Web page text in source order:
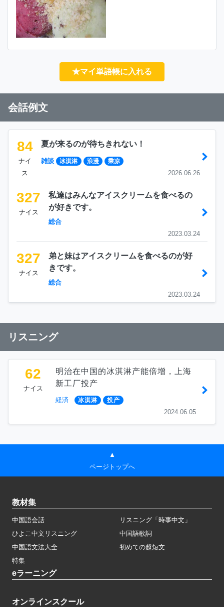
★マイ単語帳に入れる
会話例文
84
ナイ
ス
夏が来るのが待ちきれない！
雑談 冰淇淋 浪漫 乘凉
2026.06.26
327
ナイス
私達はみんなアイスクリームを食べるの
が好きです。
総合
2023.03.24
327
ナイス
弟と妹はアイスクリームを食べるのが好
きです。
総合
2023.03.24
リスニング
62
ナイス
明治在中国的冰淇淋产能倍增，上海
新工厂投产
経済 冰淇淋 投产
2024.06.05
▲
ページトップへ
教材集
中国語会話
リスニング「時事中文」
ひよこ中文リスニング
中国語歌詞
中国語文法大全
初めての超短文
特集
eラーニング
オンラインスクール